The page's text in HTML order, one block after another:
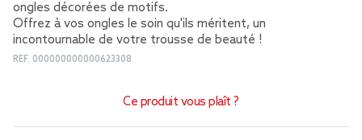
ongles décorées de motifs.
Offrez à vos ongles le soin qu'ils méritent, un
incontournable de votre trousse de beauté !
REF. 000000000000623308
Ce produit vous plaît ?